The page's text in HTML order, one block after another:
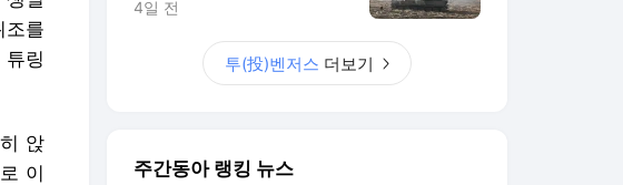
조를
링
앉
이
4일 전
투(投)벤저스 더보기
주간동아 랭킹 뉴스